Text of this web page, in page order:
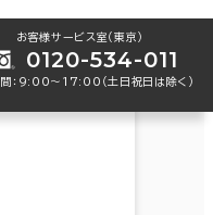
お客様サービス室（東京）
0120-534-011
：9:00〜17:00（土日祝日は除く）